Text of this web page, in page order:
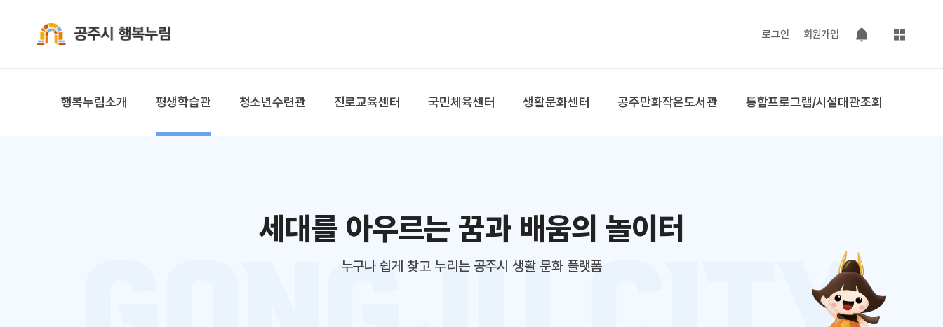
로그인 회원가입
팝업 열기
사이트맵
행복누림소개 평생학습관 청소년수련관 진로교육센터 국민체육센터 생활문화센터 공주만화작은도서관 통합프로그램/시설대관조회
세대를 아우르는 꿈과 배움의 놀이터
누구나 쉽게 찾고 누리는 공주시 생활 문화 플랫폼